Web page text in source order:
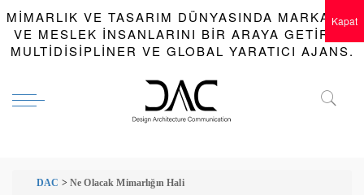
MIMARLIK VE TASARIM DÜNYASINDA MARKALAR
VE MESLEK INSANLARINI BIR ARAYA GETIREN
MULTIDISIPLINER VE GLOBAL YARATICI AJANS.
DAC > Ne Olacak Mimarlığın Hali
Kapat